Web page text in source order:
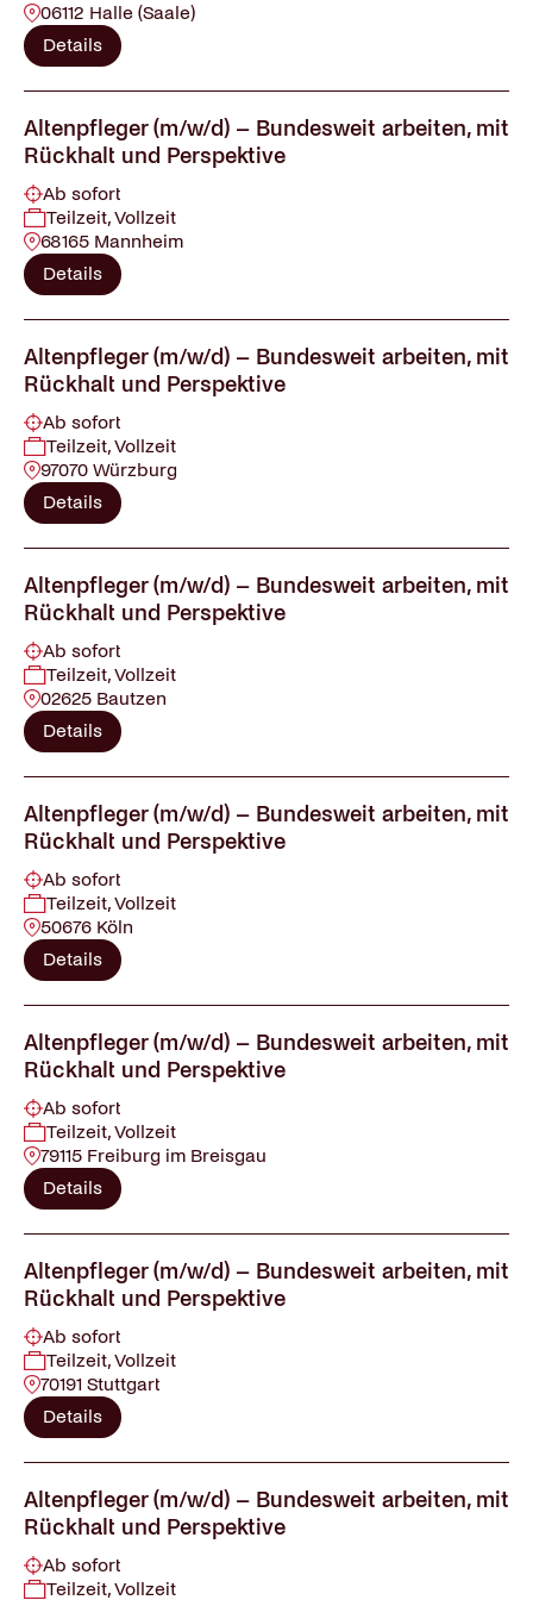
06112 Halle (Saale)
Details
Altenpfleger (m/w/d) – Bundesweit arbeiten, mit
Rückhalt und Perspektive
Ab sofort
Teilzeit, Vollzeit
68165 Mannheim
Details
Altenpfleger (m/w/d) – Bundesweit arbeiten, mit
Rückhalt und Perspektive
Ab sofort
Teilzeit, Vollzeit
97070 Würzburg
Details
Altenpfleger (m/w/d) – Bundesweit arbeiten, mit
Rückhalt und Perspektive
Ab sofort
Teilzeit, Vollzeit
02625 Bautzen
Details
Altenpfleger (m/w/d) – Bundesweit arbeiten, mit
Rückhalt und Perspektive
Ab sofort
Teilzeit, Vollzeit
50676 Köln
Details
Altenpfleger (m/w/d) – Bundesweit arbeiten, mit
Rückhalt und Perspektive
Ab sofort
Teilzeit, Vollzeit
79115 Freiburg im Breisgau
Details
Altenpfleger (m/w/d) – Bundesweit arbeiten, mit
Rückhalt und Perspektive
Ab sofort
Teilzeit, Vollzeit
70191 Stuttgart
Details
Altenpfleger (m/w/d) – Bundesweit arbeiten, mit
Rückhalt und Perspektive
Ab sofort
Teilzeit, Vollzeit